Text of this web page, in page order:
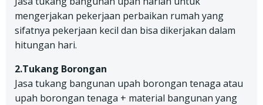
mengerjakan pekerjaan perbaikan rumah yang
sifatnya pekerjaan kecil dan bisa dikerjakan dalam
hitungan hari.
2.Tukang Borongan
Jasa tukang bangunan upah borongan tenaga atau
upah borongan tenaga + material bangunan yang